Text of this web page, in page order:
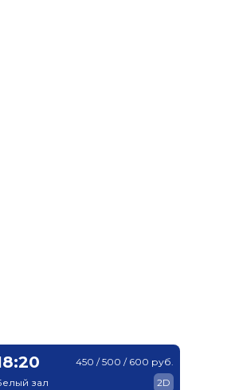
зал
450 / 500 / 600 руб.
2D